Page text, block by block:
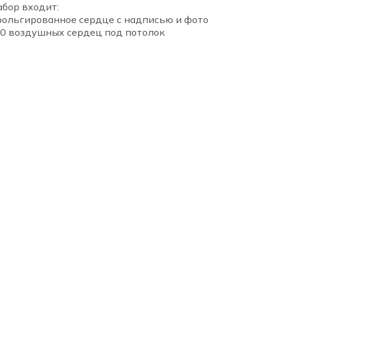
входит:
сердце с надписью и фото
воздушных сердец под потолок